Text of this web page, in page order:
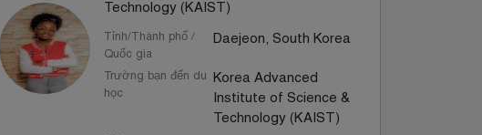
Technology (KAIST)
Tỉnh/Thành phố /
Quốc gia
Daejeon, South Korea
Trường bạn đến du
học
Korea Advanced
Institute of Science &
Technology (KAIST)